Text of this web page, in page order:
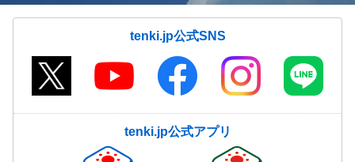
tenki.jp公式SNS
tenki.jp公式アプリ